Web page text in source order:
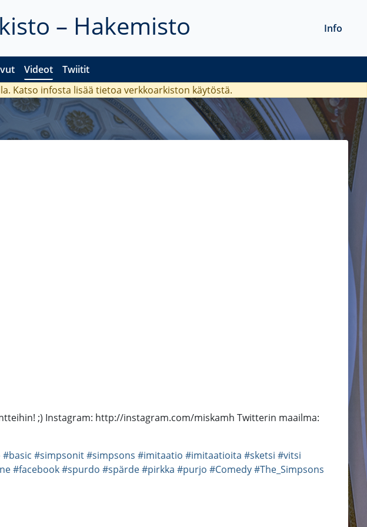
– Hakemisto
Videot Twiitit
Info
Katso infosta lisää tietoa verkkoarkiston käytöstä.
;) Instagram: http://instagram.com/miskamh Twitterin maailma:
#basic #simpsonit#simpsons #imitaatio #imitaatioita #sketsi #vitsi
#facebook#spurdo #spärde#pirkka #purjo #Comedy#The_Simpsons